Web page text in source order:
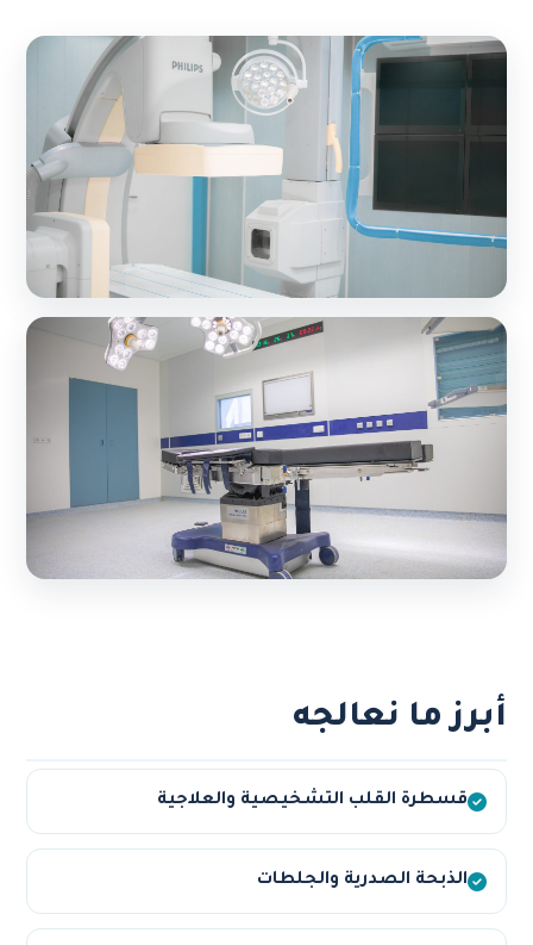
أبرز ما نعالجه
قسطرة القلب التشخيصية والعلاجية
الذبحة الصدرية والجلطات